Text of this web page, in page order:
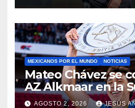
MEXICANOS POR EL MUNDO NOTICIAS
Mateo Chávez se
AZ Alkmaar en la
de Países Bajos
AGOSTO 2, 2026 JESÚS